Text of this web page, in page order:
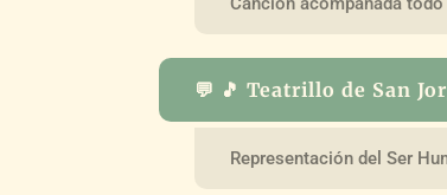
💬 🎵 Teatrillo de San
Representación del Ser